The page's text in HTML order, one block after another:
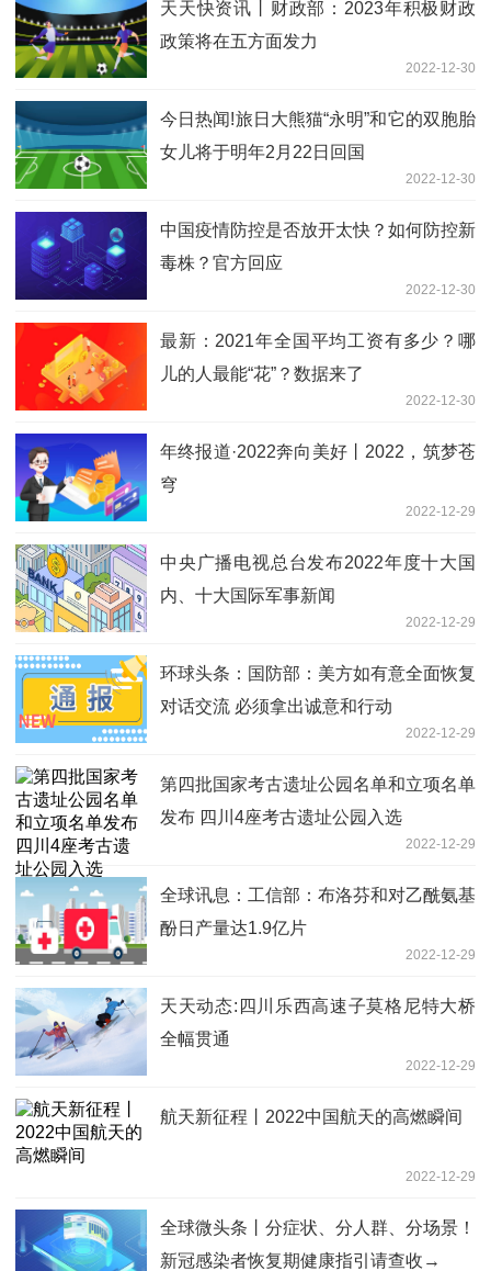
天天快资讯丨财政部：2023年积极财政
政策将在五方面发力
2022-12-30
今日热闻!旅日大熊猫“永明”和它的双胞胎
女儿将于明年2月22日回国
2022-12-30
中国疫情防控是否放开太快？如何防控新
毒株？官方回应
2022-12-30
最新：2021年全国平均工资有多少？哪
儿的人最能“花”？数据来了
2022-12-30
年终报道·2022奔向美好丨2022，筑梦苍
穹
2022-12-29
中央广播电视总台发布2022年度十大国
内、十大国际军事新闻
2022-12-29
环球头条：​国防部：美方如有意全面恢复
对话交流 必须拿出诚意和行动
2022-12-29
第四批国家考古遗址公园名单和立项名单
发布 四川4座考古遗址公园入选
2022-12-29
全球讯息：工信部：布洛芬和对乙酰氨基
酚日产量达1.9亿片
2022-12-29
天天动态:四川乐西高速子莫格尼特大桥
全幅贯通
2022-12-29
航天新征程丨2022中国航天的高燃瞬间
2022-12-29
全球微头条丨分症状、分人群、分场景！
新冠感染者恢复期健康指引请查收→